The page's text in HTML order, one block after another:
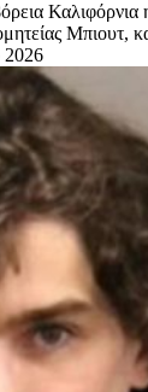
Καλιφόρνια
Μπιουτ,
2026